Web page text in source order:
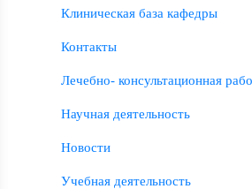
Клиническая база кафедры
Контакты
Лечебно- консультационная
Научная деятельность
Новости
Учебная деятельность